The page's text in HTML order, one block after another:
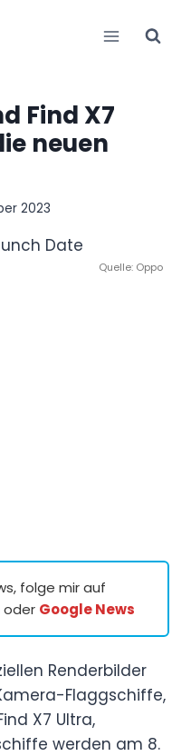
Find X7
neuen
2023
Quelle: Oppo
folge mir auf
oder Google News
Renderbilder
Flaggschiffe,
X7 Ultra,
werden am 8.